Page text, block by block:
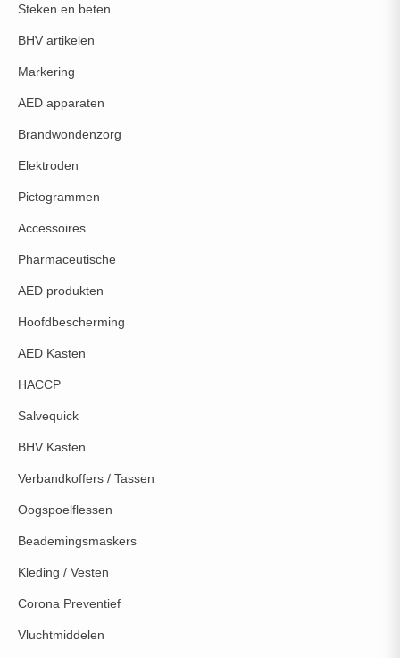
Steken en beten
BHV artikelen
Markering
AED apparaten
Brandwondenzorg
Elektroden
Pictogrammen
Accessoires
Pharmaceutische
AED produkten
Hoofdbescherming
AED Kasten
HACCP
Salvequick
BHV Kasten
Verbandkoffers / Tassen
Oogspoelflessen
Beademingsmaskers
Kleding / Vesten
Corona Preventief
Vluchtmiddelen